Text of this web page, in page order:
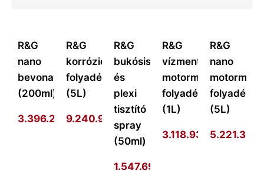
R&G
nano
bevonat
(200ml)
3.396.273Ft
R&G
korrózióvédő
folyadék
(5L)
9.240.977
R&G
bukósisak
és
plexi
tisztító
spray
(50ml)
1.547.693
R&G
vízmentes
motormosó
folyadék
(1L)
3.118.938 Ft
R&G
nano
motormosó
folyadék
(5L)
5.221.301